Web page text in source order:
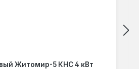
Житомир-5 КНС 4 кВт